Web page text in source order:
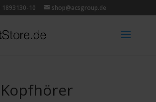
1893130-10 shop@acsgroup.de